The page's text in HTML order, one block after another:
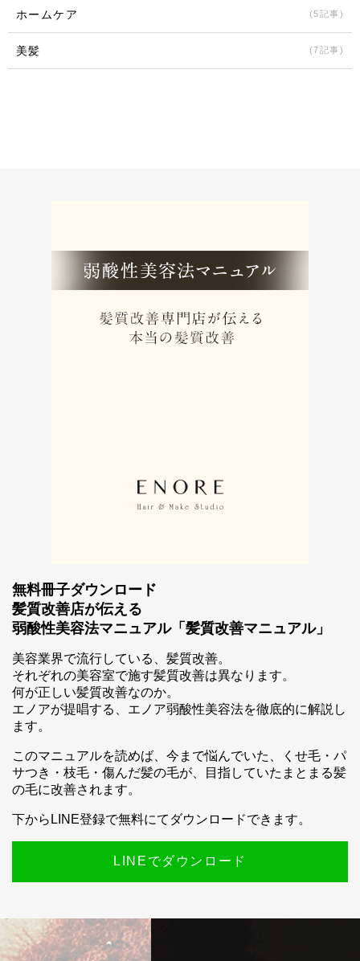
ホームケア (5記事)
美髪 (7記事)
無料冊子ダウンロード
髪質改善店が伝える
弱酸性美容法マニュアル「髪質改善マニュアル」
美容業界で流行している、髪質改善。
それぞれの美容室で施す髪質改善は異なります。
何が正しい髪質改善なのか。
エノアが提唱する、エノア弱酸性美容法を徹底的に解説し
ます。
このマニュアルを読めば、今まで悩んでいた、くせ毛・パ
サつき・枝毛・傷んだ髪の毛が、目指していたまとまる髪
の毛に改善されます。
下からLINE登録で無料にてダウンロードできます。
LINEでダウンロード
スマホ公式アプリのご案内